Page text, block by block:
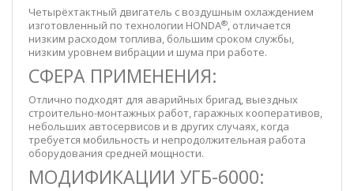
Четырёхтактный двигатель с воздушным охлаждением
изготовленный по технологии HONDA®, отличается
низким расходом топлива, большим сроком службы,
низким уровнем вибрации и шума при работе.
СФЕРА ПРИМЕНЕНИЯ:
Отлично подходят для аварийных бригад, выездных
строительно-монтажных работ, гаражных кооперативов,
небольших автосервисов и в других случаях, когда
требуется мобильность и непродолжительная работа
оборудования средней мощности.
МОДИФИКАЦИИ УГБ-6000: